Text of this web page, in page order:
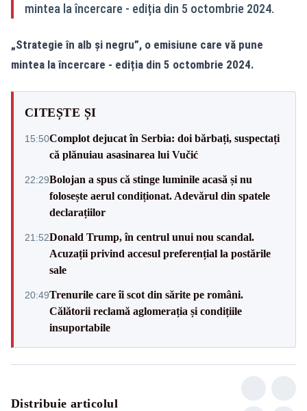
mintea la încercare - ediția din 5 octombrie 2024.
„Strategie în alb și negru”, o emisiune care vă pune
mintea la încercare - ediția din 5 octombrie 2024.
CITEȘTE ȘI
15:50Complot dejucat în Serbia: doi bărbați, suspectați
că plănuiau asasinarea lui Vučić
22:29Bolojan a spus că stinge luminile acasă și nu
folosește aerul condiționat. Adevărul din spatele
declarațiilor
21:52Donald Trump, în centrul unui nou scandal.
Acuzații privind accesul preferențial la postările
sale
20:49Trenurile care îi scot din sărite pe români.
Călătorii reclamă aglomerația și condițiile
insuportabile
Distribuie articolul